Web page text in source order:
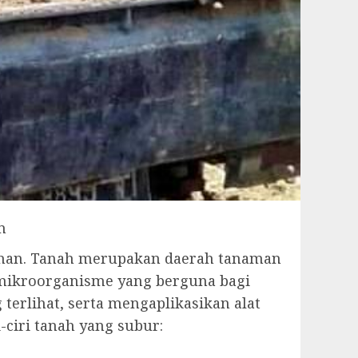
Tanah merupakan daerah tanaman
yang berguna bagi
terlihat, serta mengaplikasikan alat
tanah yang subur: